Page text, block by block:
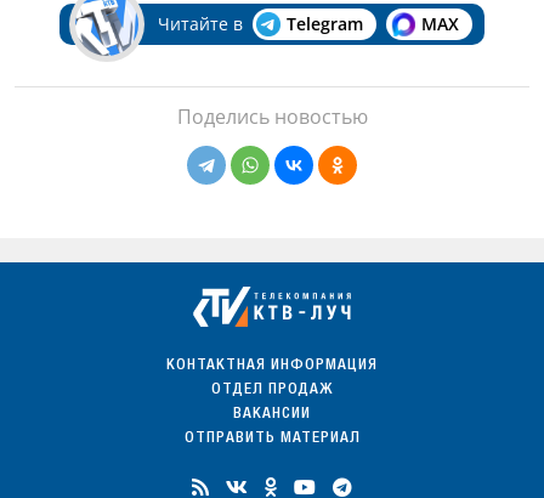
Читайте в Telegram MAX
Поделись новостью
КОНТАКТНАЯ ИНФОРМАЦИЯ
ОТДЕЛ ПРОДАЖ
ВАКАНСИИ
ОТПРАВИТЬ МАТЕРИАЛ